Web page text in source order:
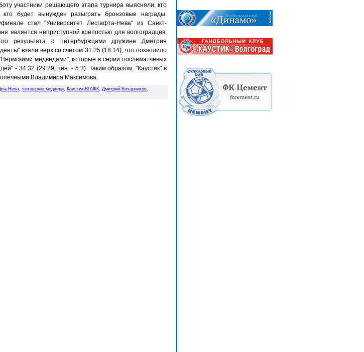
участники решающего этапа турнира выясняли, кто
будет вынужден разыграть бронзовые награды.
стал "Университет Лесгафта-Нева" из Санкт-
является неприступной крепостью для волгоградцев.
результата с петербуржцами дружине Дмитрия
взяли верх со счетом 31:25 (18:14), что позволило
медведями", которые в серии послематчевых
- 34:32 (29:29, пен. - 5:3). Таким образом, "Каустик" в
Владимира Максимова.
Нева, чеховские медведи, Каустик-ВГАФК, Дмитрий Бочарников,